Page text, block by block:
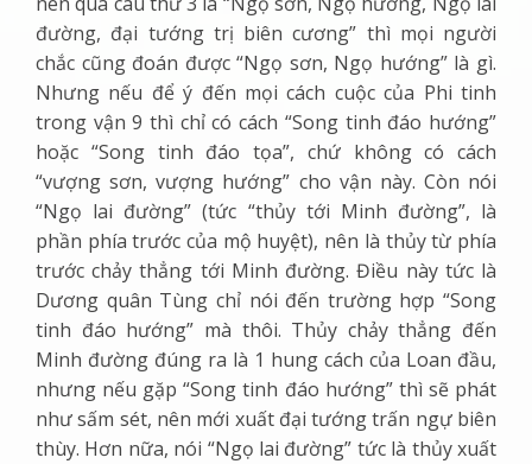
đường, đại tướng trị biên cương” thì mọi người
chắc cũng đoán được “Ngọ sơn, Ngọ hướng” là gì.
Nhưng nếu để ý đến mọi cách cuộc của Phi tinh
trong vận 9 thì chỉ có cách “Song tinh đáo hướng”
hoặc “Song tinh đáo tọa”, chứ không có cách
“vượng sơn, vượng hướng” cho vận này. Còn nói
“Ngọ lai đường” (tức “thủy tới Minh đường”, là
phần phía trước của mộ huyệt), nên là thủy từ phía
trước chảy thẳng tới Minh đường. Điều này tức là
Dương quân Tùng chỉ nói đến trường hợp “Song
tinh đáo hướng” mà thôi. Thủy chảy thẳng đến
Minh đường đúng ra là 1 hung cách của Loan đầu,
nhưng nếu gặp “Song tinh đáo hướng” thì sẽ phát
như sấm sét, nên mới xuất đại tướng trấn ngự biên
thùy. Hơn nữa, nói “Ngọ lai đường” tức là thủy xuất